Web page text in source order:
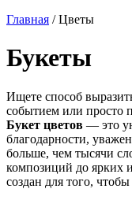
Главная /Цветы
Букеты
Ищете способ
событием или просто
Букет цветов — это
благодарности,
больше, чем тысячи
композиций до ярких
создан для того,